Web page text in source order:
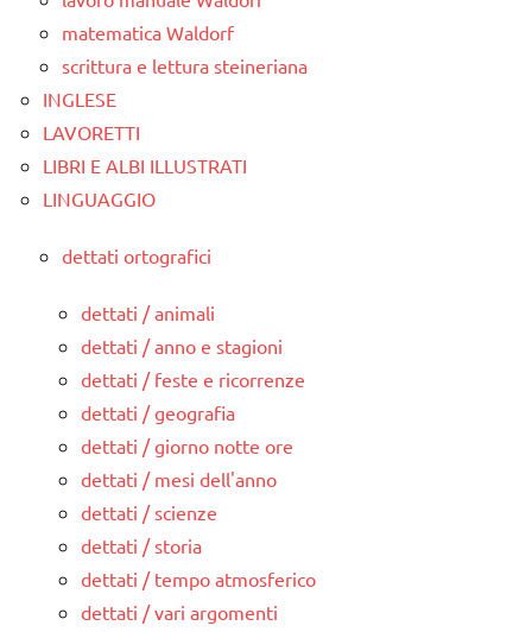
matematica Waldorf
scrittura e lettura steineriana
INGLESE
LAVORETTI
LIBRI E ALBI ILLUSTRATI
LINGUAGGIO
dettati ortografici
dettati / animali
dettati / anno e stagioni
dettati / feste e ricorrenze
dettati / geografia
dettati / giorno notte ore
dettati / mesi dell'anno
dettati / scienze
dettati / storia
dettati / tempo atmosferico
dettati / vari argomenti